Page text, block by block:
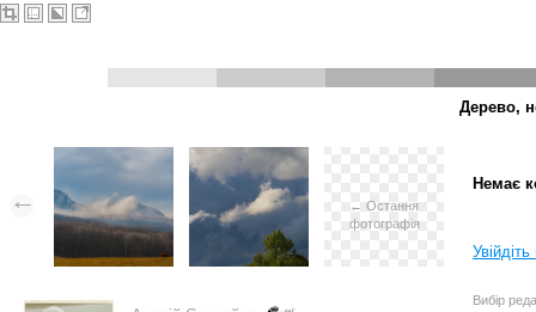
Дерево,
← Остання
фотографія
Немає
Вибір